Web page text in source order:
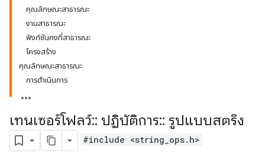
คุณลักษณะสาธารณะ
งานสาธารณะ
ฟังก์ชันคงที่สาธารณะ
โครงสร้าง
คุณลักษณะสาธารณะ
การดำเนินการ
เทนเซอร์โฟลว์:: ปฏิบัติการ:: รูปแบบสตริง
#include <string_ops.h>